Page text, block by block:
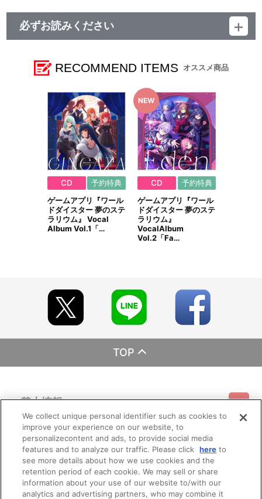
必ずお読みください
販売元 (株)バンダイナムコフィルムワークス
RECOMMEND ITEMS オススメ商品
CD
予約特典
ゲームアプリ『ワール
ドダイスター 夢のステ
ラリウム』 Vocal
Album Vol.1「…
CD
予約特典
ゲームアプリ『ワール
ドダイスター 夢のステ
ラリウム』
VocalAlbum
Vol.2「Fa…
TOP
基本情報
利用規約 特定商取引法に基づく表示 プライバシーポリシー
プライバシーオプション 会社概要
ご利用情報
ご利用ガイド サイトマップ お問い合わせ
会員メニュー
その他のご案内
We collect unique personal identifier such as cookies to
improve your experience on our website, to
personalizecontent and ads, to provide social media
features and to analyze our traffic. Please click here to
see more details about how we use cookies and the
retention period of each cookie. We may sell or share
information about your use of our website to/with our
analytics and advertising partners, who may combine it